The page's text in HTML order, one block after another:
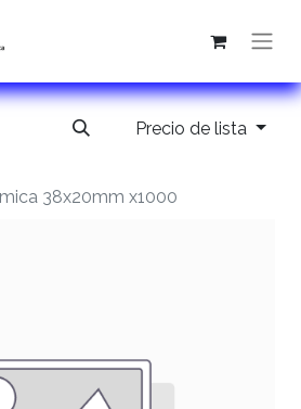
Precio de lista
38x20mm x1000